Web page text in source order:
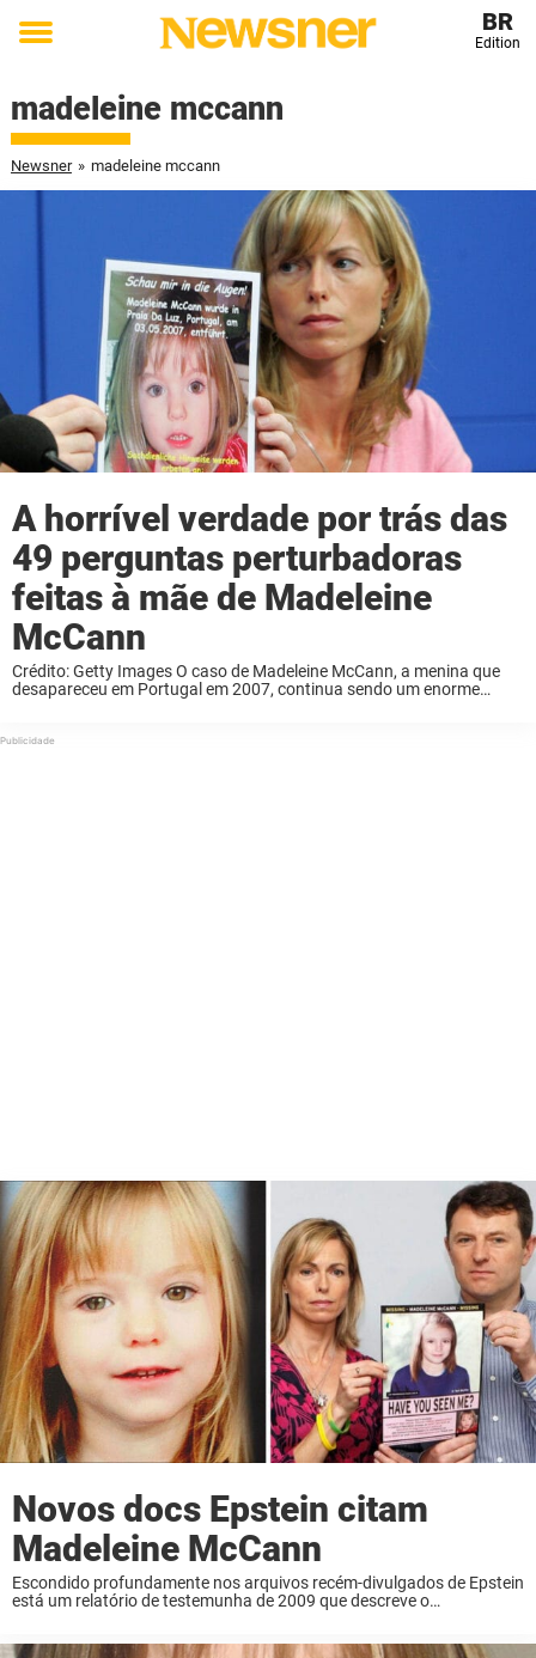
Toggle
BR
Edition
madeleine mccann
Newsner » madeleine mccann
A horrível verdade por trás das
49 perguntas perturbadoras
feitas à mãe de Madeleine
McCann
Crédito: Getty Images O caso de Madeleine McCann, a menina que
desapareceu em Portugal em 2007, continua sendo um enorme
Novos docs Epstein citam
Madeleine McCann
Escondido profundamente nos arquivos recém-divulgados de Epstein
está um relatório de testemunha de 2009 que descreve o